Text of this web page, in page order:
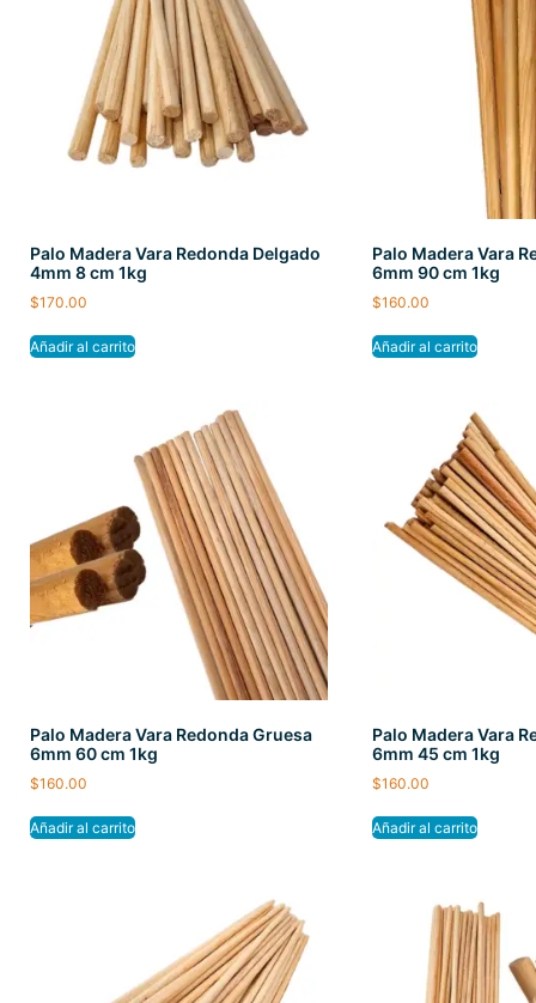
Palo Madera Vara Redonda Delgado
4mm 8 cm 1kg
$170.00
Añadir al carrito
Palo Madera Vara
6mm 90 cm 1kg
$160.00
Añadir al carrito
Palo Madera Vara Redonda Gruesa
6mm 60 cm 1kg
$160.00
Añadir al carrito
Palo Madera Vara
6mm 45 cm 1kg
$160.00
Añadir al carrito